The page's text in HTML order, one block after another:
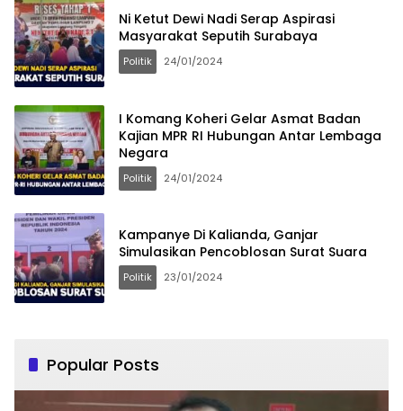
Ni Ketut Dewi Nadi Serap Aspirasi
Masyarakat Seputih Surabaya
Politik 24/01/2024
I Komang Koheri Gelar Asmat Badan
Kajian MPR RI Hubungan Antar Lembaga
Negara
Politik 24/01/2024
Kampanye Di Kalianda, Ganjar
Simulasikan Pencoblosan Surat Suara
Politik 23/01/2024
Popular Posts